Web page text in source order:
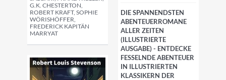
G.K. CHESTERTON,
ROBERT KRAFT, SOPHIE
WÖRISHÖFFER,
FREDERICK KAPITÄN
MARRYAT
DIE SPANNENDSTEN
ABENTEUERROMANE
ALLER ZEITEN
(ILLUSTRIERTE
AUSGABE) - ENTDECKE
FESSELNDE ABENTEUER
IN ILLUSTRIERTEN
KLASSIKERN DER